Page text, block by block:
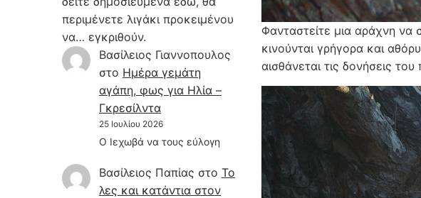
περιμένετε λιγάκι προκειμένου
να… εγκριθούν.
Βασίλειος Γιαννοπουλος
στο Hμέρα γεμάτη
αγάπη, φως για Ηλία –
Γκρεσίλντα
25 Ιουλίου 2026
Ο Ιεχωβά να τους εύλογη
Βασίλειος Παπίας στο Το
λες και κατάντια στον
Φανταστείτε μια αράχνη να
κινούνται γρήγορα και
αισθάνεται τις δονήσεις